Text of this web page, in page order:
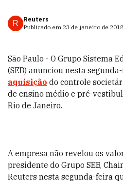
R
Reuters
Publicado em 23 de janeiro de 2018
São Paulo - O Grupo Sistema
(SEB) anunciou nesta
aquisição do controle
de ensino médio e pré-
Rio de Janeiro.
A empresa não revelou os
presidente do Grupo SEB,
Reuters nesta segunda-feira